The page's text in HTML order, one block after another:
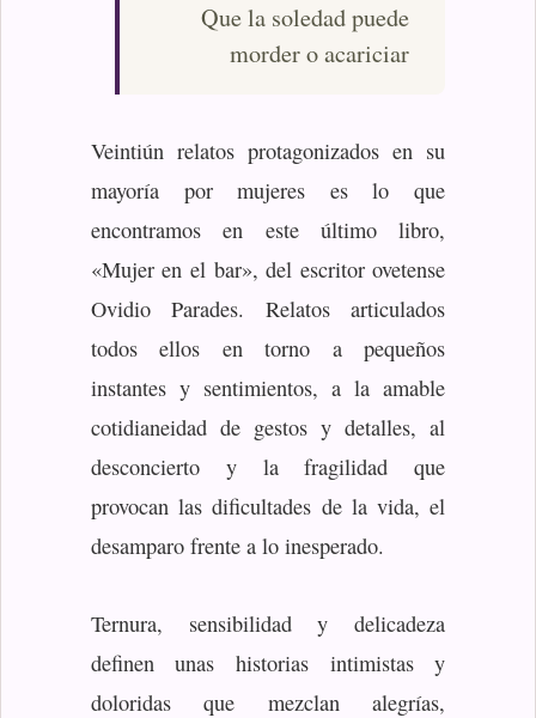
Que la soledad puede
morder o acariciar
Veintiún relatos protagonizados en su
mayoría por mujeres es lo que
encontramos en este último libro,
«Mujer en el bar», del escritor ovetense
Ovidio Parades. Relatos articulados
todos ellos en torno a pequeños
instantes y sentimientos, a la amable
cotidianeidad de gestos y detalles, al
desconcierto y la fragilidad que
provocan las dificultades de la vida, el
desamparo frente a lo inesperado.
Ternura, sensibilidad y delicadeza
definen unas historias intimistas y
doloridas que mezclan alegrías,